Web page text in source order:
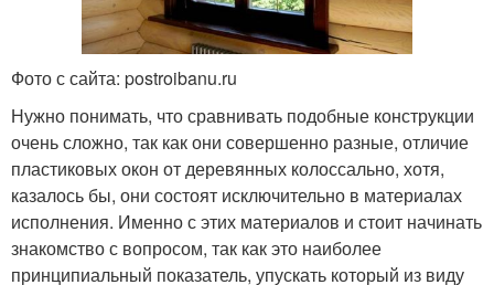
Фото с сайта: postroibanu.ru
Нужно понимать, что сравнивать подобные конструкции
очень сложно, так как они совершенно разные, отличие
пластиковых окон от деревянных колоссально, хотя,
казалось бы, они состоят исключительно в материалах
исполнения. Именно с этих материалов и стоит начинать
знакомство с вопросом, так как это наиболее
принципиальный показатель, упускать который из виду